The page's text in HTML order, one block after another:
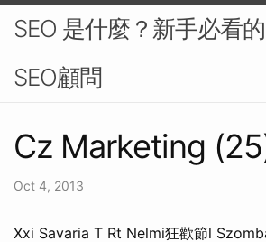
SEO 是什麼？新手必看
SEO顧問
Cz Marketing
Oct 4, 2013
Xxi Savaria T Rt Nelmi狂歡節l